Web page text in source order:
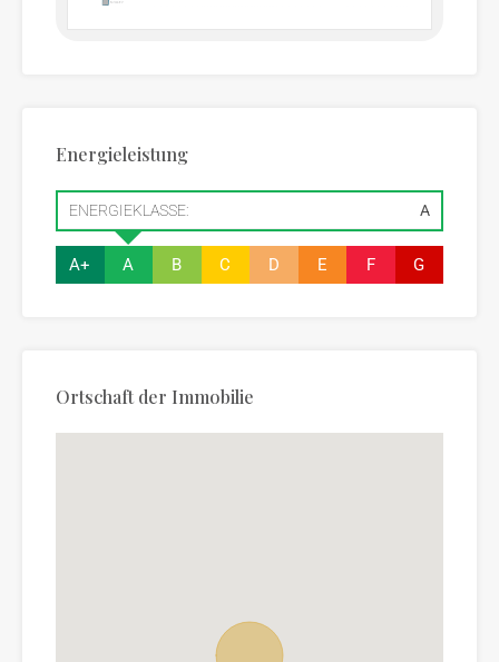
Energieleistung
ENERGIEKLASSE: A
A+ A B C D E F G
Ortschaft der Immobilie